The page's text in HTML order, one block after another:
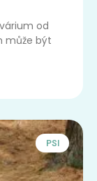
od
může být
PSI